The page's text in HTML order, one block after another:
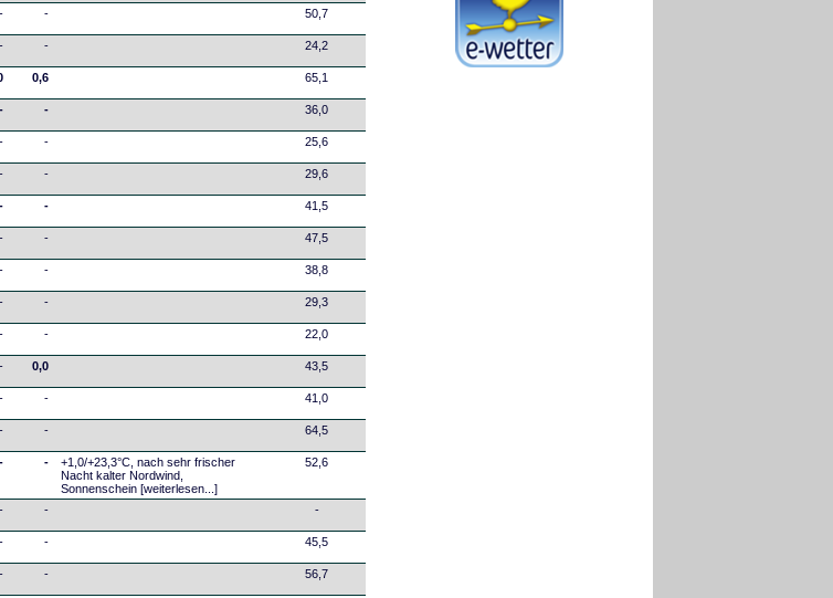
- - 50,7
- - 24,2
0,6 65,1
- - 36,0
- - 25,6
- - 29,6
- - 41,5
- - 47,5
- - 38,8
- - 29,3
- - 22,0
- 0,0 43,5
- - 41,0
- - 64,5
- -
+1,0/+23,3°C, nach sehr frischer
Nacht kalter Nordwind,
Sonnenschein [weiterlesen...]
52,6
- - -
- - 45,5
- - 56,7